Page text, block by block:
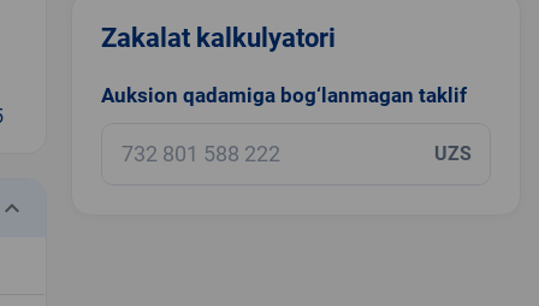
Zakalat kalkulyatori
Auksion qadamiga bog‘lanmagan taklif
UZS